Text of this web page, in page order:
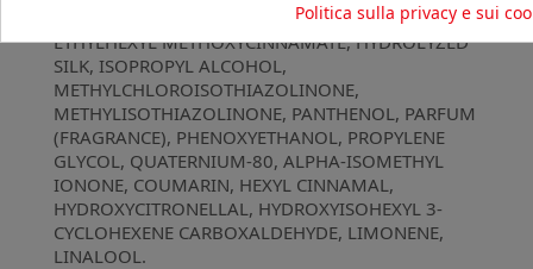
CYCLOPENTASILOXANE, DISODIUM EDTA,
ETHYLHEXYL METHOXYCINNAMATE, HYDROLYZED
SILK, ISOPROPYL ALCOHOL,
METHYLCHLOROISOTHIAZOLINONE,
METHYLISOTHIAZOLINONE, PANTHENOL, PARFUM
(FRAGRANCE), PHENOXYETHANOL, PROPYLENE
GLYCOL, QUATERNIUM-80, ALPHA-ISOMETHYL
IONONE, COUMARIN, HEXYL CINNAMAL,
HYDROXYCITRONELLAL, HYDROXYISOHEXYL 3-
CYCLOHEXENE CARBOXALDEHYDE, LIMONENE,
LINALOOL.
Politica sulla privacy e sui